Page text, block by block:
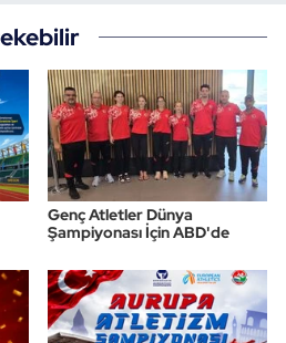
Genç Atletler Dünya
Şampiyonası İçin ABD'de